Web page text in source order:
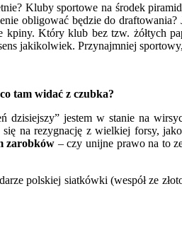
Kluby sportowe na środek
obligować będzie do
kpiny. Który klub bez tzw. żółtych
jakikolwiek. Przynajmniej
tam widać z czubka?
jestem w stanie na
na rezygnację z wielkiej forsy,
zarobków – czy unijne prawo na to
polskiej siatkówki (wespół ze